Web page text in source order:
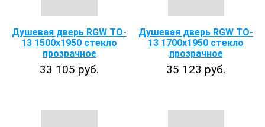
Душевая дверь RGW TO-
13 1500x1950 стекло
прозрачное
33 105 руб.
Душевая дверь RGW TO-
13 1700x1950 стекло
прозрачное
35 123 руб.